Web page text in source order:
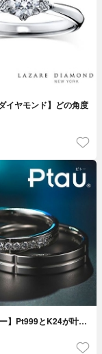
イヤモンド】どの角度
ー】Pt999とK24が叶…